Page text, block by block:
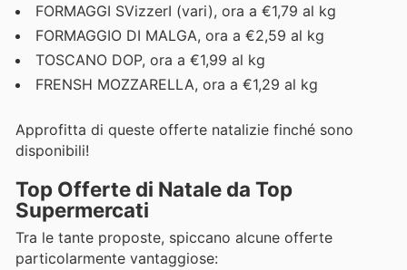
FORMAGGI SVizzerI (vari), ora a €1,79 al kg
FORMAGGIO DI MALGA, ora a €2,59 al kg
TOSCANO DOP, ora a €1,99 al kg
FRENSH MOZZARELLA, ora a €1,29 al kg
Approfitta di queste offerte natalizie finché sono
disponibili!
Top Offerte di Natale da Top
Supermercati
Tra le tante proposte, spiccano alcune offerte
particolarmente vantaggiose: